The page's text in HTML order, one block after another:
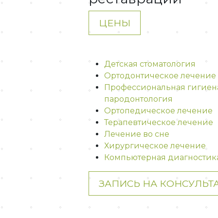
ЦЕНЫ
Детская стоматология
Ортодонтическое лечение
Профессиональная
пародонтология
Ортопедическое лечение
Терапевтическое лечение
Лечение во сне
Хирургическое лечение
Компьютерная
ЗАПИСЬ НА